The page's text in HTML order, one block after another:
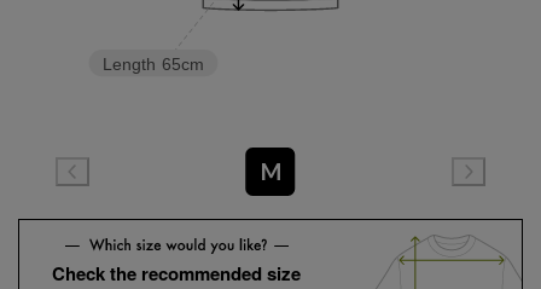
Length 65cm
M
Check the recommended size